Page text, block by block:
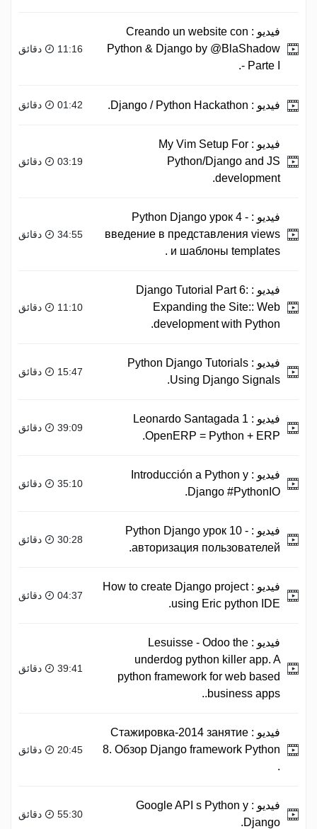
فيديو : Creando un website con
Python & Django by @BlaShadow
- Parte I.
11:16 دقائق
فيديو : 01:42 دقائق
فيديو : My Vim Setup For
Python/Django and JS
development.
03:19 دقائق
فيديو : Python Django урок 4 -
введение в представления views
и шаблоны templates .
34:55 دقائق
فيديو : Django Tutorial Part 6:
Expanding the Site:: Web
development with Python.
11:10 دقائق
فيديو : Python Django Tutorials
Using Django Signals.
15:47 دقائق
فيديو :
1 Leonardo Santagada
OpenERP = Python + ERP.
39:09 دقائق
فيديو : Introducción a Python y
Django #PythonIO.
35:10 دقائق
فيديو : Python Django урок 10 -
авторизация пользователей.
30:28 دقائق
فيديو : How to create Django project
using Eric python IDE.
04:37 دقائق
فيديو : Lesuisse - Odoo the
underdog python killer app. A
python framework for web based
business apps..
39:41 دقائق
فيديو : Стажировка-2014 занятие
8. Обзор Django framework Python
.
20:45 دقائق
فيديو : Google API s Python y
Django.
55:30 دقائق